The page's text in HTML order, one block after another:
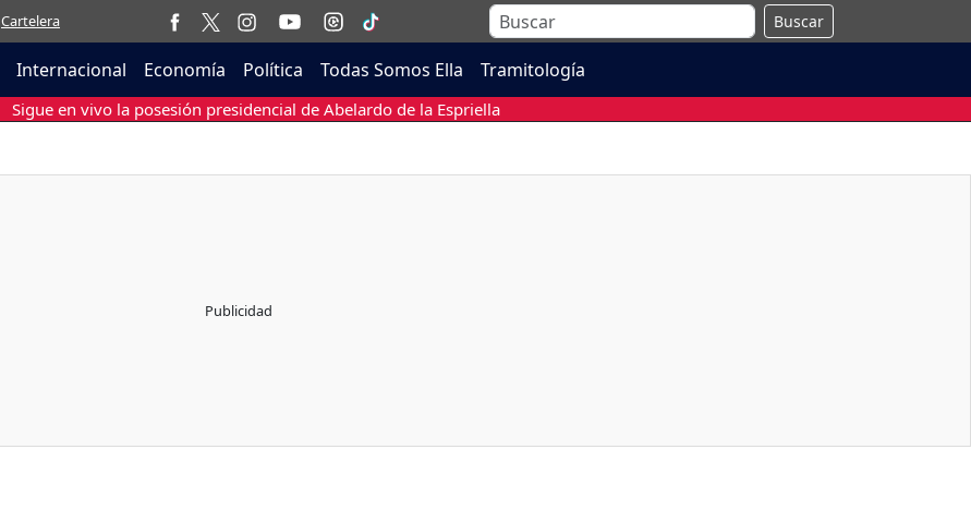
Cartelera Buscar
Internacional Economía Política Todas Somos Ella Tramitología
Sigue en vivo la posesión presidencial de Abelardo de la Espriella